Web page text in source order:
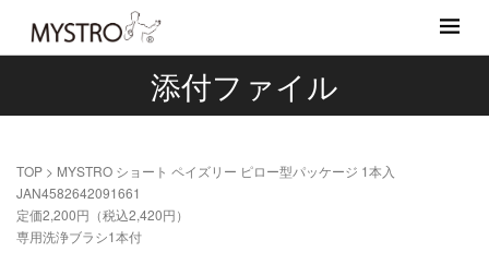
添付ファイル
TOP > MYSTRO ショート ペイズリー ピロー型パッケージ 1本入
JAN4582642091661
定価2,200円（税込2,420円）
専用洗浄ブラシ1本付